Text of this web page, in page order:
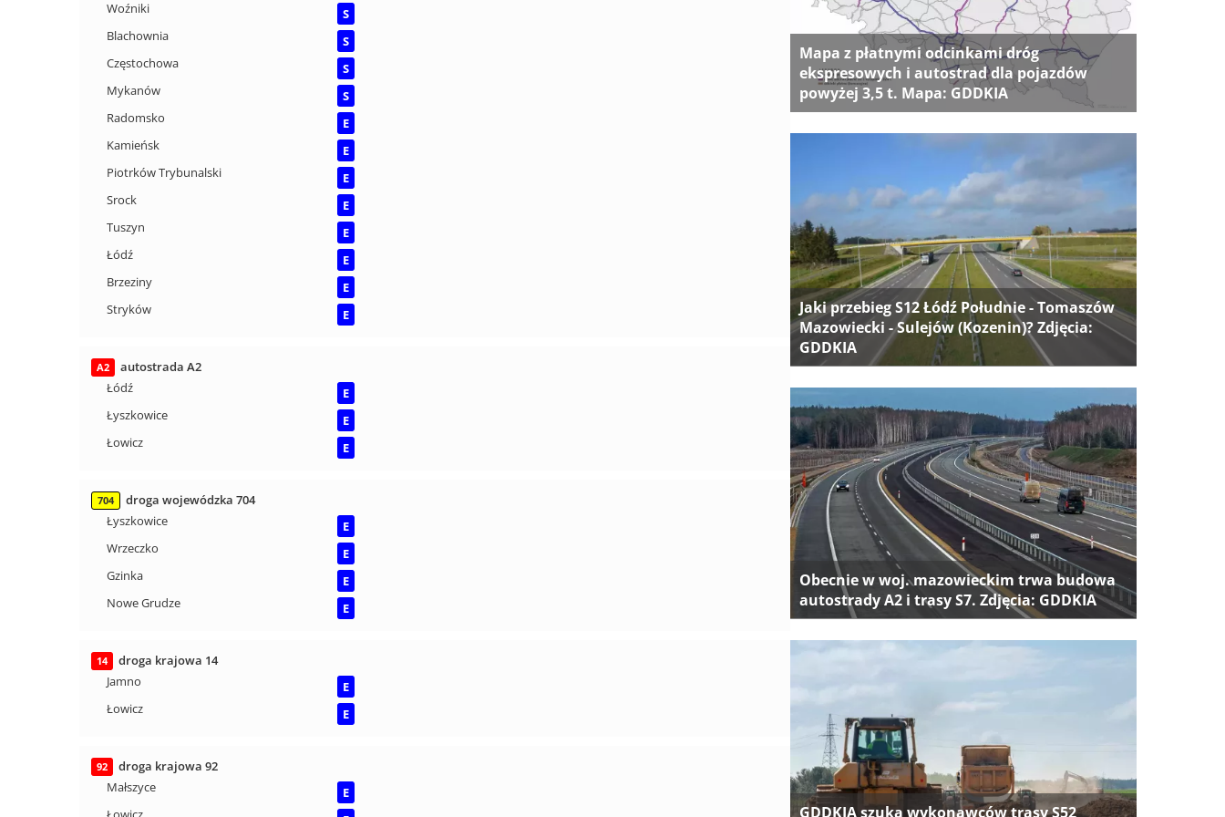
Woźniki
S
Blachownia
S
Częstochowa
S
Mykanów
S
Radomsko
E
Kamieńsk
E
Piotrków Trybunalski
E
Srock
E
Tuszyn
E
Łódź
E
Brzeziny
E
Stryków
E
A2
autostrada A2
Łódź
E
Łyszkowice
E
Łowicz
E
704
droga wojewódzka 704
Łyszkowice
E
Wrzeczko
E
Gzinka
E
Nowe Grudze
E
14
droga krajowa 14
Jamno
E
Łowicz
E
92
droga krajowa 92
Małszyce
E
Mapa z płatnymi odcinkami dróg
ekspresowych i autostrad dla pojazdów
powyżej 3,5 t. Mapa: GDDKIA
Jaki przebieg S12 Łódź Południe - Tomaszów
Mazowiecki - Sulejów (Kozenin)? Zdjęcia:
GDDKIA
Obecnie w woj. mazowieckim trwa budowa
autostrady A2 i trasy S7. Zdjęcia: GDDKIA
GDDKIA szuka wykonawców trasy S52